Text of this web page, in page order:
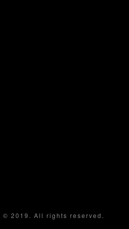
© 2019. All rights reserved.